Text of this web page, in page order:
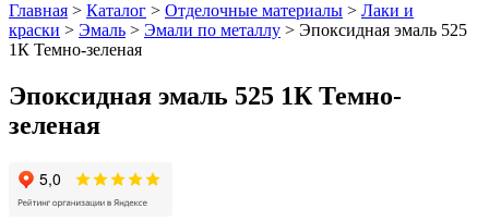
Главная > Каталог > Отделочные материалы > Лаки и
краски > Эмаль > Эмали по металлу > Эпоксидная эмаль 525
1К Темно-зеленая
Эпоксидная эмаль 525 1К Темно-
зеленая